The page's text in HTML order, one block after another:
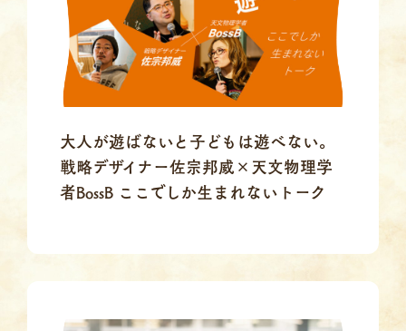
大人が遊ばないと子どもは遊べない。
戦略デザイナー佐宗邦威×天文物理学
者BossB ここでしか生まれないトーク